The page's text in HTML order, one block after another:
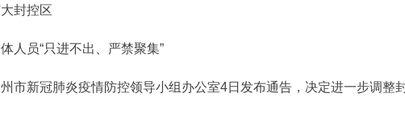
封控区
员“只进不出、严禁聚集”
新冠肺炎疫情防控领导小组办公室4日发布通告，决定进一步调整